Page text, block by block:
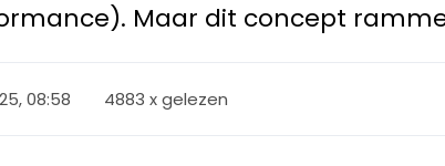
Maar dit concept
08:58 4883 x gelezen